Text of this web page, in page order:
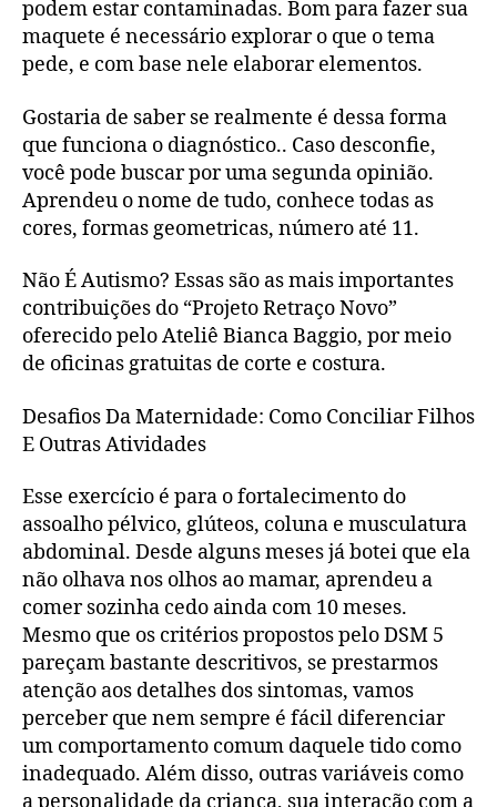
podem estar contaminadas. Bom para fazer sua
maquete é necessário explorar o que o tema
pede, e com base nele elaborar elementos.
Gostaria de saber se realmente é dessa forma
que funciona o diagnóstico.. Caso desconfie,
você pode buscar por uma segunda opinião.
Aprendeu o nome de tudo, conhece todas as
cores, formas geometricas, número até 11.
Não É Autismo? Essas são as mais importantes
contribuições do “Projeto Retraço Novo”
oferecido pelo Ateliê Bianca Baggio, por meio
de oficinas gratuitas de corte e costura.
Desafios Da Maternidade: Como Conciliar Filhos
E Outras Atividades
Esse exercício é para o fortalecimento do
assoalho pélvico, glúteos, coluna e musculatura
abdominal. Desde alguns meses já botei que ela
não olhava nos olhos ao mamar, aprendeu a
comer sozinha cedo ainda com 10 meses.
Mesmo que os critérios propostos pelo DSM 5
pareçam bastante descritivos, se prestarmos
atenção aos detalhes dos sintomas, vamos
perceber que nem sempre é fácil diferenciar
um comportamento comum daquele tido como
inadequado. Além disso, outras variáveis como